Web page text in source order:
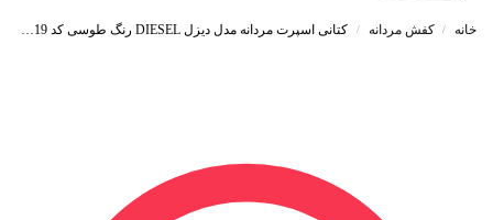
خانه / کفش مردانه / کتانی اسپرت مردانه مدل دیزل DIESEL رنگ طوسی کد 55519